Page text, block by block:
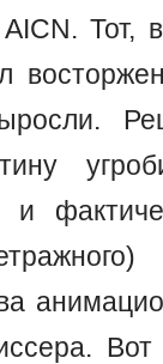
Тот,
и